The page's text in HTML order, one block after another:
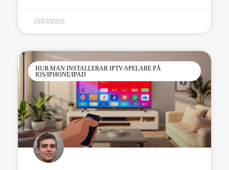
18/03/2026
HUR MAN INSTALLERAR IPTV-SPELARE PÅ
IOS/IPHONE/IPAD